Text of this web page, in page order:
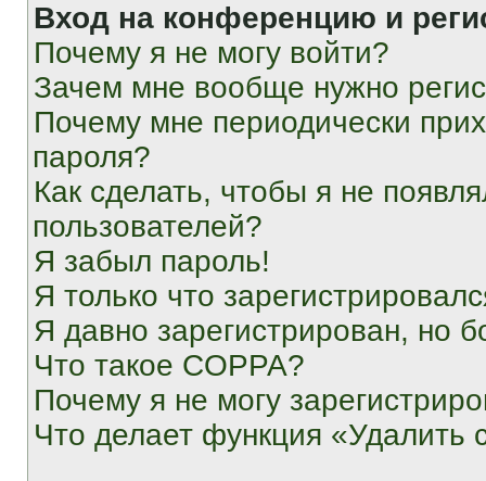
Вход на конференцию и
Почему я не могу войти?
Зачем мне вообще нужно
Почему мне периодически
пароля?
Как сделать, чтобы я не
пользователей?
Я забыл пароль!
Я только что
Я давно зарегистрирован, но
Что такое COPPA?
Почему я не могу
Что делает функция «Удалить